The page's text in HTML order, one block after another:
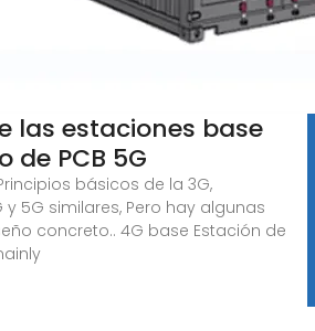
las estaciones base
de PCB 5G
básicos de la 3G,
5G similares, Pero hay algunas
concreto.. 4G base Estación de